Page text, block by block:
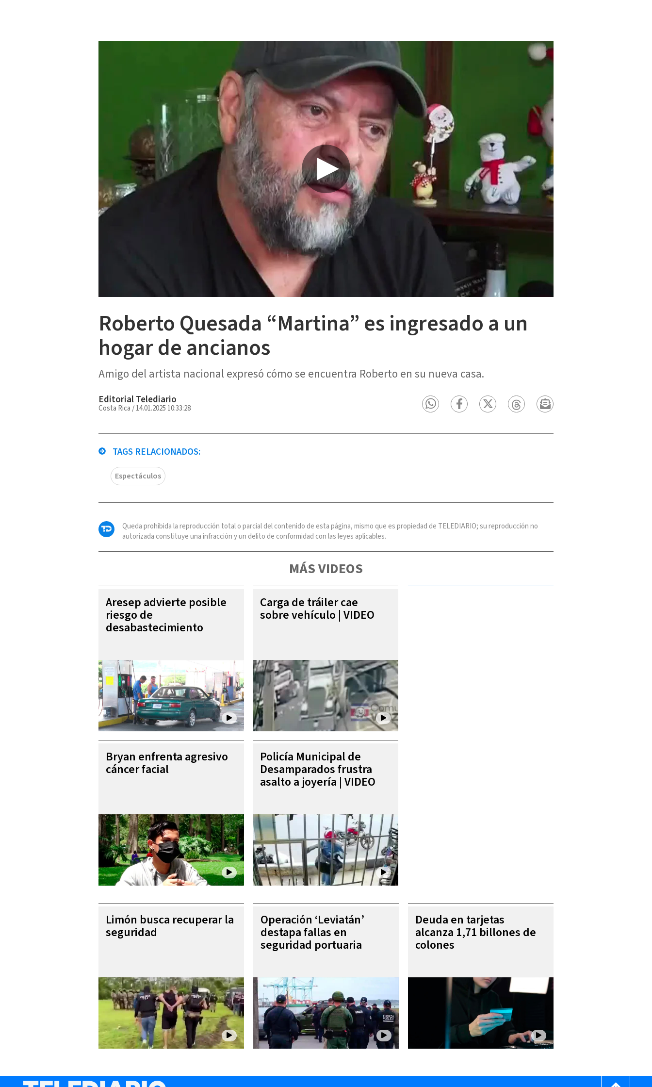
Roberto Quesada “Martina” es ingresado a un
hogar de ancianos
Amigo del artista nacional expresó cómo se encuentra Roberto en su nueva casa.
Editorial Telediario
Costa Rica /14.01.2025 10:33:28
TAGS RELACIONADOS:
Espectáculos
Queda prohibida la reproducción total o parcial del contenido de esta página, mismo que es propiedad de TELEDIARIO; su reproducción no
autorizada constituye una infracción y un delito de conformidad con las leyes aplicables.
MÁS VIDEOS
Aresep advierte posible
riesgo de
desabastecimiento
Carga de tráiler cae
sobre vehículo | VIDEO
Bryan enfrenta agresivo
cáncer facial
Policía Municipal de
Desamparados frustra
asalto a joyería | VIDEO
Limón busca recuperar la
seguridad
Operación ‘Leviatán’
destapa fallas en
seguridad portuaria
Deuda en tarjetas
alcanza 1,71 billones de
colones